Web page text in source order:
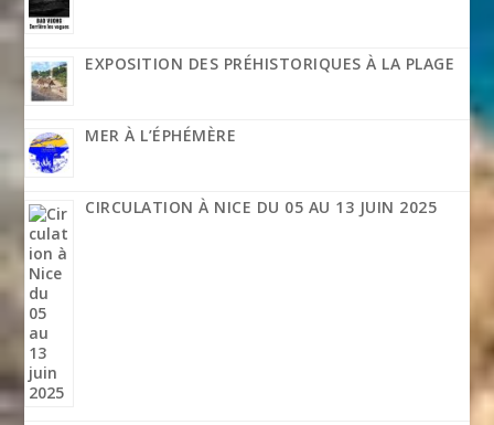
EXPOSITION DES PRÉHISTORIQUES À LA PLAGE
MER À L’ÉPHÉMÈRE
CIRCULATION À NICE DU 05 AU 13 JUIN 2025